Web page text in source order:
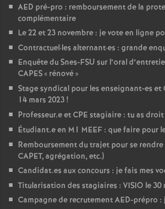
AED pré-pro : remboursement de la
complémentaire
Le 22 et 23 novembre : je vote en ligne
Contractuel·les alternant·es : grande
Enquête du Snes-FSU sur l’oral
CAPES« rénové»
Stage syndical pour les enseignant-es et
14 mars 2023!
Professeur.e etCPE stagiaire : tu as
Étudiant.e en M1 MEEF : que faire pour
Remboursement du trajet pour se rendre
CAPET, agrégation, etc.)
Candidat.es aux concours : je fais mes
Titularisation des stagiaires : VISIO le 30
Campagne de recrutementAED-prépro :